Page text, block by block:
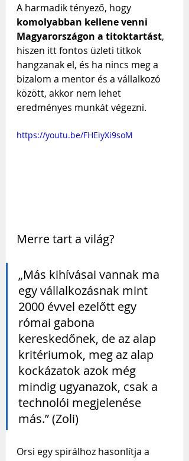
A harmadik tényező, hogy
komolyabban kellene venni
Magyarországon a titoktartást,
hiszen itt fontos üzleti titkok
hangzanak el, és ha nincs meg a
bizalom a mentor és a vállalkozó
között, akkor nem lehet
eredményes munkát végezni.
https://youtu.be/FHEiyXi9soM
Merre tart a világ?
„Más kihívásai vannak ma
egy vállalkozásnak mint
2000 évvel ezelőtt egy
római gabona
kereskedőnek, de az alap
kritériumok, meg az alap
kockázatok azok még
mindig ugyanazok, csak a
technolói megjelenése
más.” (Zoli)
Orsi egy spirálhoz hasonlítja a